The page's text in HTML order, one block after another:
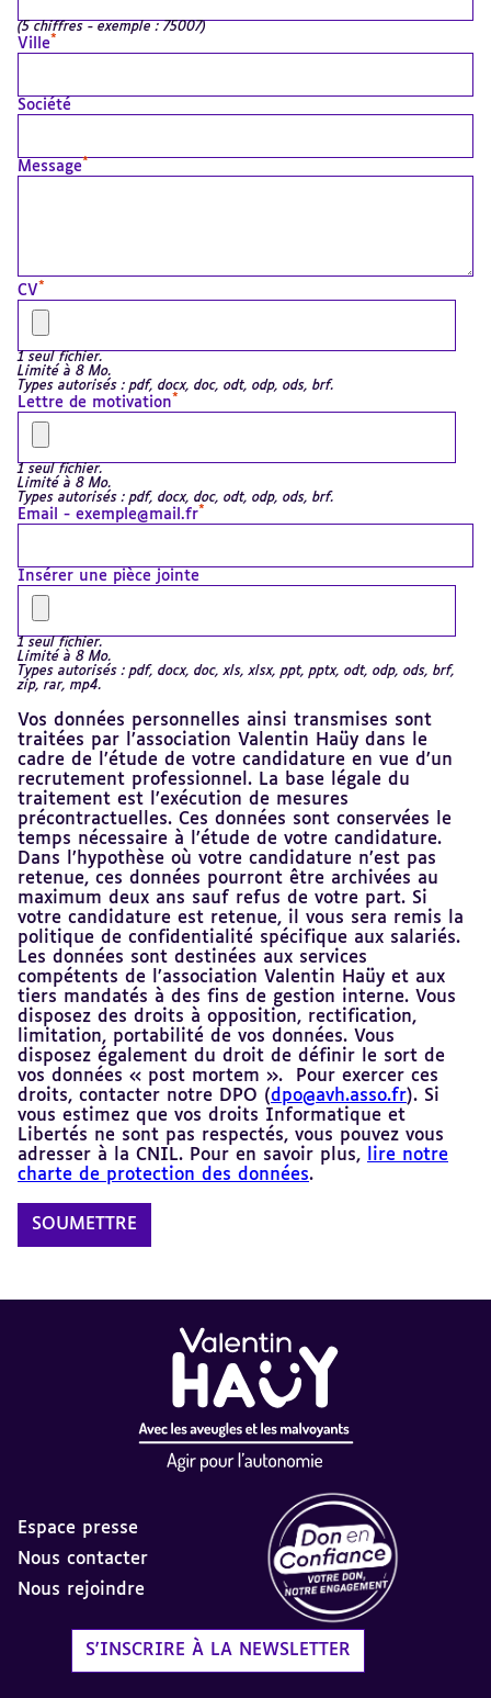
(5 chiffres - exemple : 75007)
Ville *
Société
Message *
CV *
1 seul fichier.
Limité à 8 Mo.
Types autorisés : pdf, docx, doc, odt, odp, ods, brf.
Lettre de motivation *
1 seul fichier.
Limité à 8 Mo.
Types autorisés : pdf, docx, doc, odt, odp, ods, brf.
Email - exemple@mail.fr*
Insérer une pièce jointe
1 seul fichier.
Limité à 8 Mo.
Types autorisés : pdf, docx, doc, xls, xlsx, ppt, pptx, odt, odp, ods, brf,
zip, rar, mp4.
Vos données personnelles ainsi transmises sont
traitées par l’association Valentin Haüy dans le
cadre de l’étude de votre candidature en vue d’un
recrutement professionnel. La base légale du
traitement est l’exécution de mesures
précontractuelles. Ces données sont conservées le
temps nécessaire à l’étude de votre candidature.
Dans l’hypothèse où votre candidature n’est pas
retenue, ces données pourront être archivées au
maximum deux ans sauf refus de votre part. Si
votre candidature est retenue, il vous sera remis la
politique de confidentialité spécifique aux salariés.
Les données sont destinées aux services
compétents de l’association Valentin Haüy et aux
tiers mandatés à des fins de gestion interne. Vous
disposez des droits à opposition, rectification,
limitation, portabilité de vos données. Vous
disposez également du droit de définir le sort de
vos données « post mortem ». Pour exercer ces
droits, contacter notre DPO (dpo@avh.asso.fr). Si
vous estimez que vos droits Informatique et
Libertés ne sont pas respectés, vous pouvez vous
adresser à la CNIL. Pour en savoir plus,
lire notre
charte de protection des données.
Espace presse
Nous contacter
Nous rejoindre
S'INSCRIRE À LA NEWSLETTER